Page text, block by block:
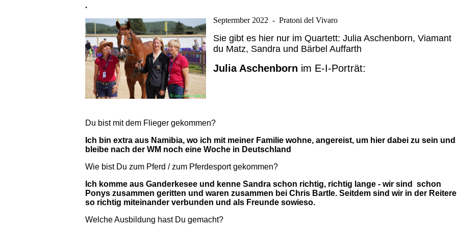
.
Septermber 2022 - Pratoni del Vivaro
Sie gibt es hier nur im Quartett: Julia Aschenborn, Viamant
du Matz, Sandra und Bärbel Auffarth
Julia Aschenborn im E-I-Porträt:
Du bist mit dem Flieger gekommen?
Ich bin extra aus Namibia, wo ich mit meiner Familie wohne, angereist, um hier dabei zu sein und
bleibe nach der WM noch eine Woche in Deutschland
Wie bist Du zum Pferd / zum Pferdesport gekommen?
Ich komme aus Ganderkesee und kenne Sandra schon richtig, richtig lange - wir sind schon
Ponys zusammen geritten und waren zusammen bei Chris Bartle. Seitdem sind wir in der
so richtig miteinander verbunden und als Freunde sowieso.
Welche Ausbildung hast Du gemacht?